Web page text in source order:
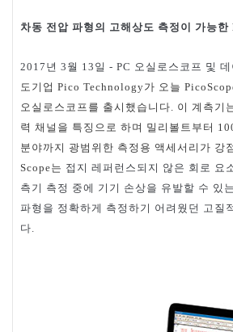
차동 전압 파형의 고해상도 측정이 가능한
2017 년 3 월 13 일 - PC 오실로스코프 및 데
도기업 Pico Technology가 오늘
오실로스코프를 출시했습니다. 이 계측기
력 채널을 특징으로 하며 밀리볼트부터
분야까지 광범위한 측정용 액세서리가 강
Scope는 접지 레퍼런스되지 않은 회로 요
측기 측정 중에 기기 손상을 유발할 수 있는
파형을 정확하게 측정하기 어려웠던 고질
다.